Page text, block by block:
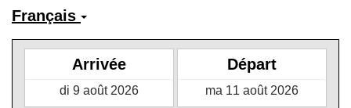
Français
Arrivée Départ